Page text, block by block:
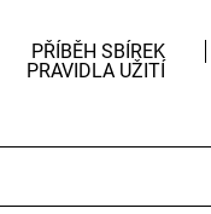
PŘÍBĚH SBÍREK
PRAVIDLA UŽITÍ